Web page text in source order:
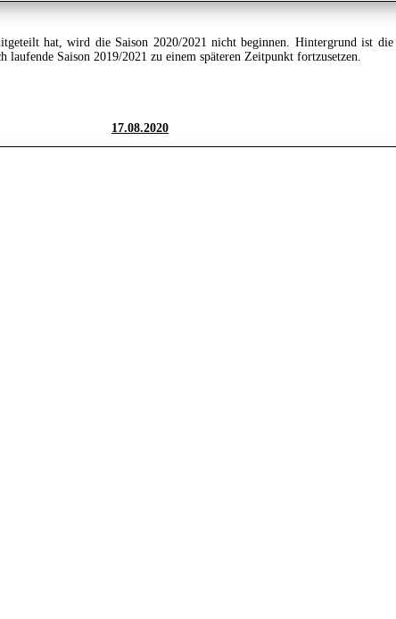
hat, wird die Saison 2020/2021 nicht beginnen. Hintergrund ist die
laufende Saison 2019/2021 zu einem späteren Zeitpunkt fortzusetzen.
17.08.2020